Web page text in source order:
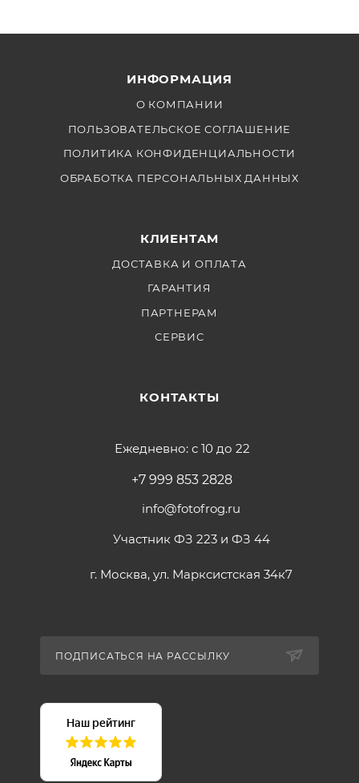
Защитная крышка — 1 шт
Сумка или кейс для переноски — 1 шт
ИНФОРМАЦИЯ
О КОМПАНИИ
ПОЛЬЗОВАТЕЛЬСКОЕ СОГЛАШЕНИЕ
ПОЛИТИКА КОНФИДЕНЦИАЛЬНОСТИ
ОБРАБОТКА ПЕРСОНАЛЬНЫХ ДАННЫХ
КЛИЕНТАМ
ДОСТАВКА И ОПЛАТА
ГАРАНТИЯ
ПАРТНЕРАМ
СЕРВИС
КОНТАКТЫ
Ежедневно: с 10 до 22
+7 999 853 2828
info@fotofrog.ru
Участник ФЗ 223 и ФЗ 44
г. Москва, ул. Марксистская 34к7
ПОДПИСАТЬСЯ НА РАССЫЛКУ